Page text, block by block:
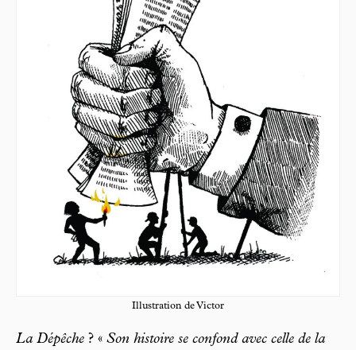
Illustration de Victor
La Dépêche ? « Son histoire se confond avec celle de la